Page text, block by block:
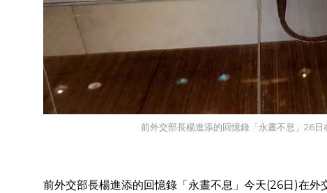
前外交部長楊進添的回憶錄「永晝不息」26
前外交部長楊進添的回憶錄「永晝不息」今天(26日)在